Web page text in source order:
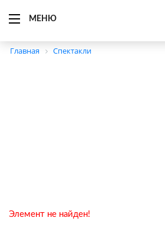
МЕНЮ
Главная Спектакли
Элемент не найден!